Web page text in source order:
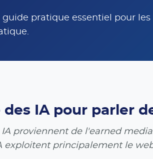
pratique essentiel pour les
IA pour parler
proviennent de l'earned
exploitent principalement le